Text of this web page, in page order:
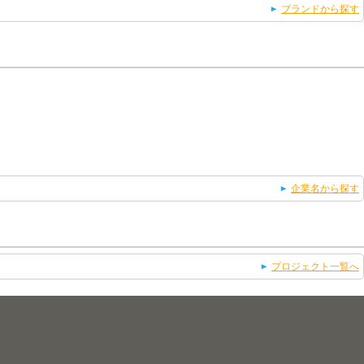
ブランドから探す
企業名から探す
プロジェクト一覧へ